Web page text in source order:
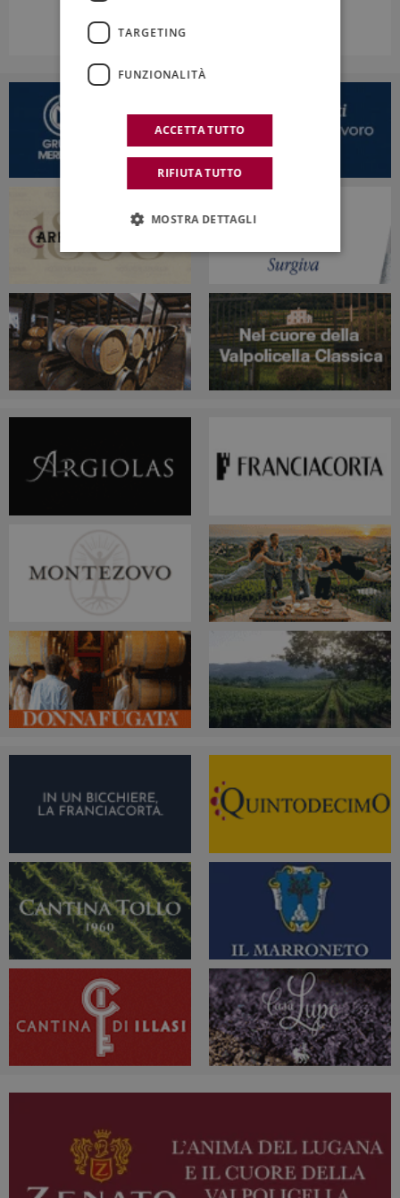
TARGETING
FUNZIONALITÀ
ACCETTA TUTTO
RIFIUTA TUTTO
MOSTRA DETTAGLI